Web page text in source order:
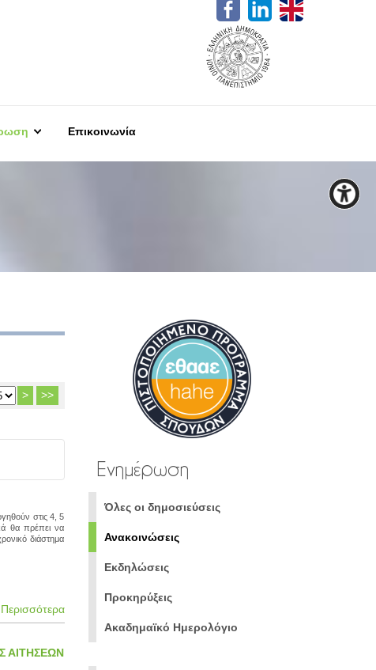
Επικοινωνία
> >>
στις 4, 5
θα πρέπει να
διάστημα
Περισσότερα
ΑΙΤΗΣΕΩΝ
Ενημέρωση
Όλες οι δημοσιεύσεις
Ανακοινώσεις
Εκδηλώσεις
Προκηρύξεις
Ακαδημαϊκό Ημερολόγιο